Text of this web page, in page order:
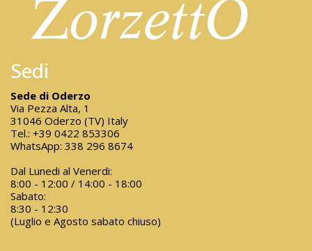
Sedi
Sede di Oderzo
Via Pezza Alta, 1
31046 Oderzo (TV) Italy
Tel.: +39 0422 853306
WhatsApp: 338 296 8674
Dal Lunedi al Venerdi:
8:00 - 12:00 / 14:00 - 18:00
Sabato:
8:30 - 12:30
(Luglio e Agosto sabato chiuso)